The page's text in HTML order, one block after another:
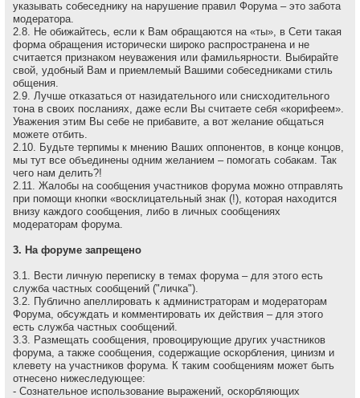
указывать собеседнику на наpушение пpавил Форума – это забота
модеpатоpа.
2.8. Не обижайтесь, если к Вам обращаются на «ты», в Сети такая
форма обращения исторически широко распространена и не
считается признаком неуважения или фамильярности. Выбирайте
свой, удобный Вам и приемлемый Вашими собеседниками стиль
общения.
2.9. Лучше отказаться от назидательного или снисходительного
тона в своих посланиях, даже если Вы считаете себя «корифеем».
Уважения этим Вы себе не прибавите, а вот желание общаться
можете отбить.
2.10. Будьте терпимы к мнению Ваших оппонентов, в конце концов,
мы тут все объединены одним желанием – помогать собакам. Так
чего нам делить?!
2.11. Жалобы на сообщения участников форума можно отправлять
при помощи кнопки «восклицательный знак (!), которая находится
внизу каждого сообщения, либо в личных сообщениях
модераторам форума.
3. На форуме запрещено
3.1. Вести личную переписку в темах форума – для этого есть
служба частных сообщений ("личка").
3.2. Публично апеллировать к администраторам и модеpатоpам
Форума, обсуждать и комментировать их действия – для этого
есть служба частных сообщений.
3.3. Размещать сообщения, провоцирующие других участников
форума, а также сообщения, содержащие оскоpбления, цинизм и
клевету на участников форума. К таким сообщениям может быть
отнесено нижеследующее:
- Сознательное использование выражений, оскорбляющих